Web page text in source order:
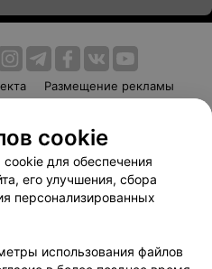
Размещение рекламы
Способы оплаты
Партнеры
103.by
данных
cookie
для обеспечения
его улучшения, сбора
персонализированных
использования файлов